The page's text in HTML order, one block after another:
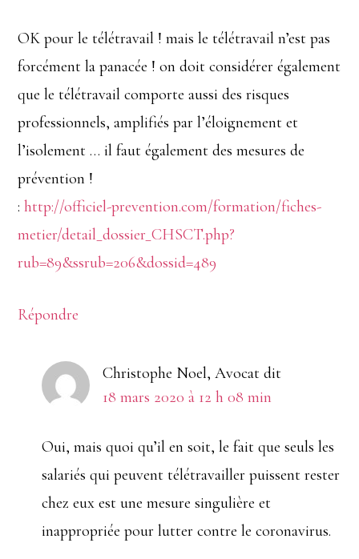
OK pour le télétravail ! mais le télétravail n’est pas
forcément la panacée ! on doit considérer également
que le télétravail comporte aussi des risques
professionnels, amplifiés par l’éloignement et
l’isolement … il faut également des mesures de
prévention !
:http://officiel-prevention.com/formation/fiches-
metier/detail_dossier_CHSCT.php?
rub=89&ssrub=206&dossid=489
Répondre
Christophe Noel, Avocat dit
18 mars 2020 à 12 h 08 min
Oui, mais quoi qu’il en soit, le fait que seuls les
salariés qui peuvent télétravailler puissent rester
chez eux est une mesure singulière et
inappropriée pour lutter contre le coronavirus.